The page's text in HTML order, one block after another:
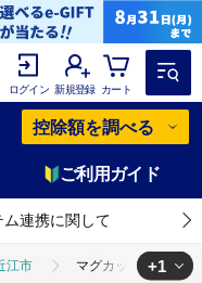
ログイン 新規登録 カート
控除額を調べる
ご利用ガイド
ム連携に関して
江市 マグカップ「桜」ペ
+1